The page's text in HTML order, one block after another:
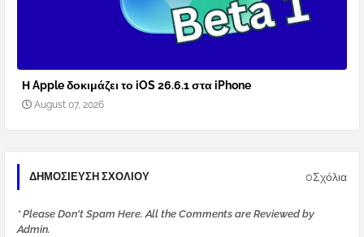
Η Apple δοκιμάζει το iOS 26.6.1 στα iPhone
August 07, 2026
ΔΗΜΟΣΊΕΥΣΗ ΣΧΟΛΊΟΥ 0Σχόλια
* Please Don't Spam Here. All the Comments are Reviewed by
Admin.